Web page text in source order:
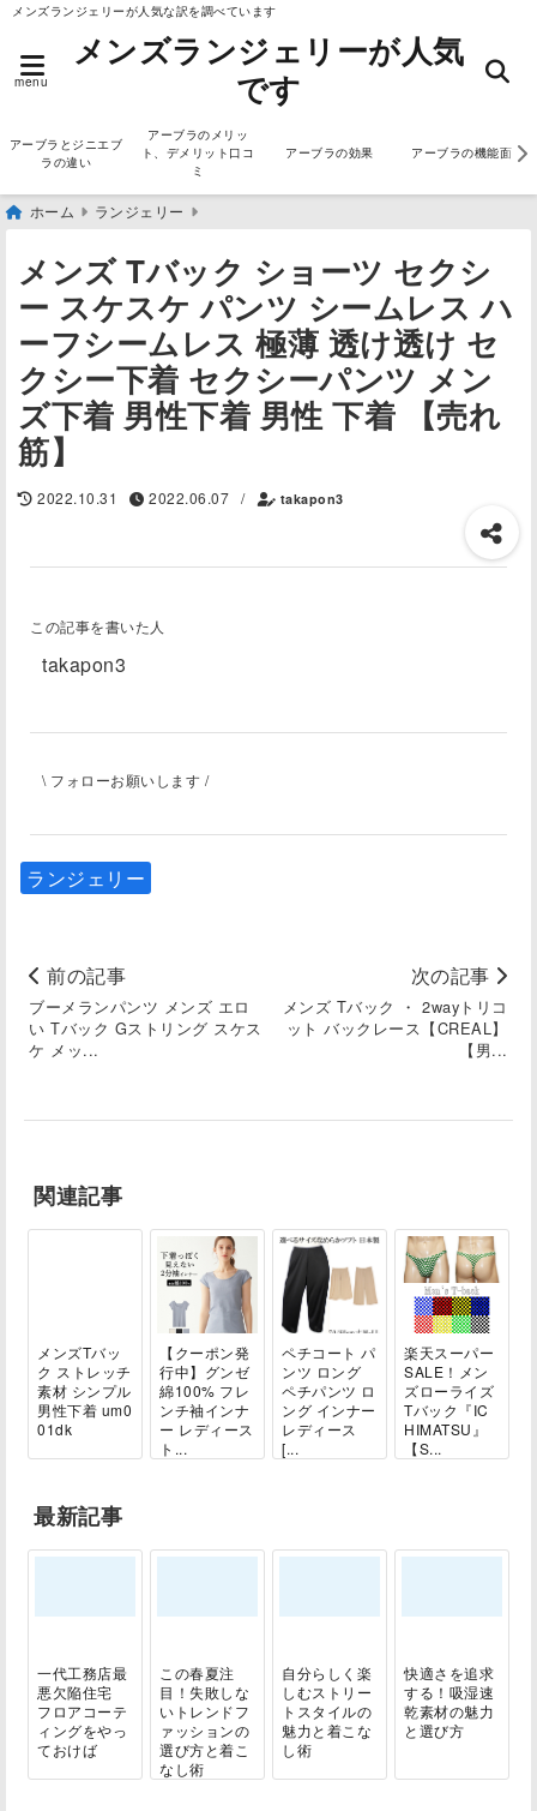
メンズランジェリーが人気な訳を調べています
menu
メンズランジェリーが人気
です
アーブラとジニエブ
ラの違い
アーブラのメリッ
ト、デメリット口コ
ミ
アーブラの効果 アーブラの機能面
ホーム ランジェリー
メンズ Tバック ショーツ セクシ
ー スケスケ パンツ シームレス ハ
ーフシームレス 極薄 透け透け セ
クシー下着 セクシーパンツ メン
ズ下着 男性下着 男性 下着 【売れ
筋】
2022.10.31 2022.06.07 / takapon3
この記事を書いた人
takapon3
\ フォローお願いします /
ランジェリー
前の記事
ブーメランパンツ メンズ エロ
い Tバック Gストリング スケス
ケ メッ...
次の記事
メンズ Tバック ・ 2wayトリコ
ット バックレース【CREAL】
【男...
関連記事
メンズTバッ
ク ストレッチ
素材 シンプル
男性下着 um0
01dk
【クーポン発
行中】グンゼ
綿100% フレ
ンチ袖インナ
ー レディース
ト...
ペチコート パ
ンツ ロング
ペチパンツ ロ
ング インナー
レディース
[...
楽天スーパー
SALE！メン
ズローライズ
Tバック『IC
HIMATSU』
【S...
最新記事
一代工務店最
悪欠陥住宅
フロアコーテ
ィングをやっ
ておけば
この春夏注
目！失敗しな
いトレンドフ
ァッションの
選び方と着こ
なし術
自分らしく楽
しむストリー
トスタイルの
魅力と着こな
し術
快適さを追求
する！吸湿速
乾素材の魅力
と選び方